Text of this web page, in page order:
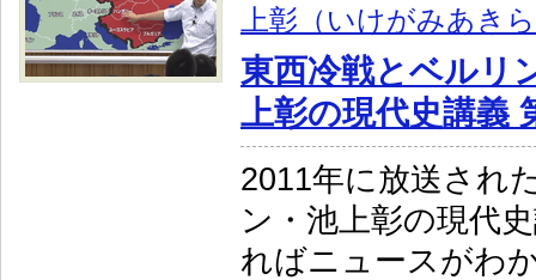
上彰（いけがみあき
東西冷戦とベルリ
上彰の現代史講義
2011年に放送され
ン・池上彰の現代
ればニュースがわ